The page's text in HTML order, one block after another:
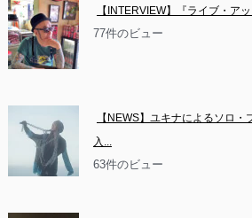
【INTERVIEW】『ライブ・ア
77件のビュー
【NEWS】ユキナによるソロ
入...
63件のビュー